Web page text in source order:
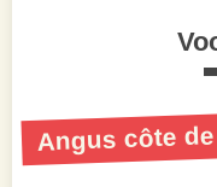
Angus côte